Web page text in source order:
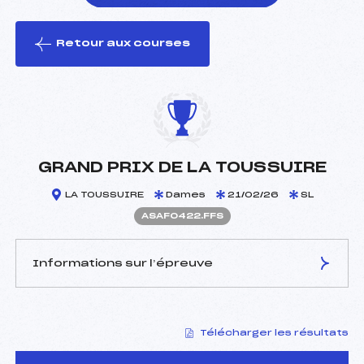
le ski
Retour aux courses
GRAND PRIX DE LA TOUSSUIRE
LA TOUSSUIRE Dames 21/02/26 SL
ASAF0422.FFS
Informations sur l’épreuve
LECOMTE SYLVAIN (SA)
Arbitre :
FLAMMIER BERNARD (SA)
Télécharger les résultats